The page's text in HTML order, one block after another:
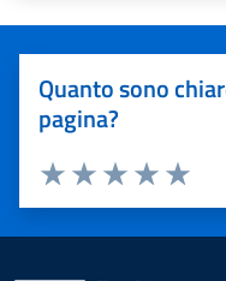
Quanto sono
pagina?
Valuta
Valuta 4
Valuta 3 stelle
Valuta 2 stelle su 5
Valuta 1 stelle su 5